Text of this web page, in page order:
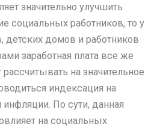
значительно улучшить
социальных работников, то у
детских домов и работников
заработная плата все же
на значительное
индексация на
По сути, данная
на социальных